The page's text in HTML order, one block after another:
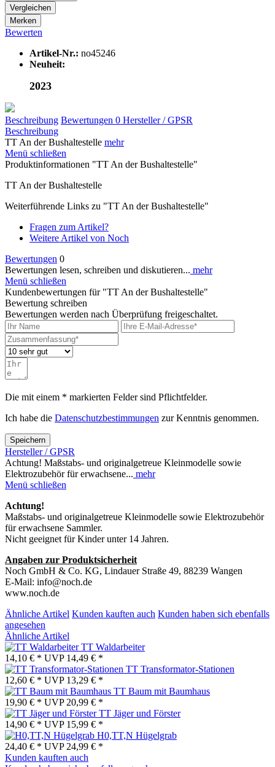
Vergleichen
Merken
Bewerten
Artikel-Nr.: no45246
Neuheit:
2023
Beschreibung Bewertungen 0 Hersteller / GPSR
Beschreibung
TT An der Bushaltestelle mehr
Menü schließen
Produktinformationen "TT An der Bushaltestelle"
TT An der Bushaltestelle
Weiterführende Links zu "TT An der Bushaltestelle"
Fragen zum Artikel?
Weitere Artikel von Noch
Bewertungen 0
Bewertungen lesen, schreiben und diskutieren... mehr
Menü schließen
Kundenbewertungen für "TT An der Bushaltestelle"
Bewertung schreiben
Bewertungen werden nach Überprüfung freigeschaltet.
Die mit einem * markierten Felder sind Pflichtfelder.
Ich habe die Datenschutzbestimmungen zur Kenntnis genommen.
Speichern
Hersteller / GPSR
Achtung! Maßstabs- und originalgetreue Kleinmodelle sowie
Elektrozubehör für erwachsene... mehr
Menü schließen
Achtung!
Maßstabs- und originalgetreue Kleinmodelle sowie Elektrozubehör
für erwachsene Sammler.
Nicht geeignet für Kinder unter 14 Jahren.
Angaben zur Produktsicherheit
Noch GmbH & Co. KG, Lindauer Straße 49, 88239 Wangen
E-Mail: info@noch.de
www.noch.de
Ähnliche Artikel Kunden kauften auch Kunden haben sich ebenfalls
angesehen
Ähnliche Artikel
TT Waldarbeiter
14,10 € * UVP 14,49 € *
TT Transformator-Stationen
12,60 € * UVP 13,29 € *
TT Baum mit Baumhaus
19,90 € * UVP 20,99 € *
TT Jäger und Förster
14,90 € * UVP 15,99 € *
H0,TT,N Hügelgrab
24,40 € * UVP 24,99 € *
Kunden kauften auch